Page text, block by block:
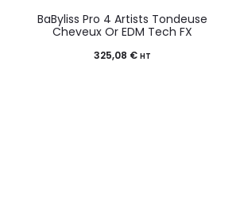
BaByliss Pro 4 Artists Tondeuse
Cheveux Or EDM Tech FX
325,08 € HT